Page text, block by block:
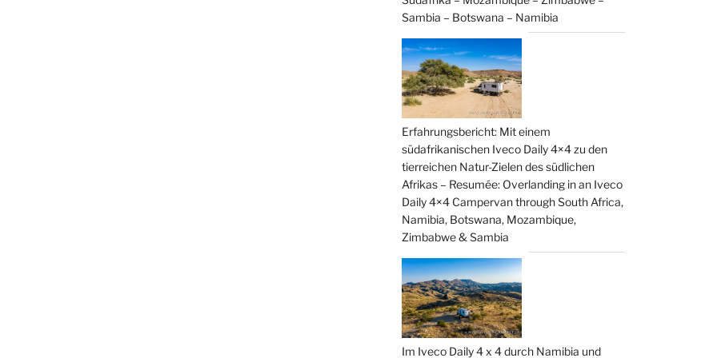
Sambia – Botswana – Namibia
Erfahrungsbericht: Mit einem
südafrikanischen Iveco Daily 4×4 zu den
tierreichen Natur-Zielen des südlichen
Afrikas – Resumée: Overlanding in an Iveco
Daily 4×4 Campervan through South Africa,
Namibia, Botswana, Mozambique,
Zimbabwe & Sambia
Im Iveco Daily 4 x 4 durch Namibia und